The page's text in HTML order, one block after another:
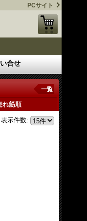
PCサイト
合せ
一覧
れ筋順
表示件数: